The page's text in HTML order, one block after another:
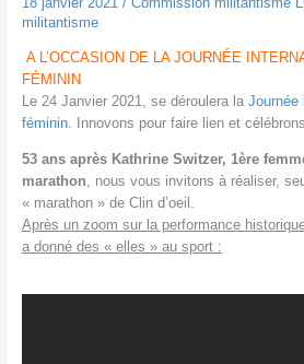
militantisme
A L’OCCASION DE LA JOURNÉE
FÉMININ
Le 24 Janvier 2021, se déroulera la Journée
féminin. Innovons pour faire lien et
53 ans après Kathrine Switzer, 1ère
marathon , nous vous invitons à réaliser,
« marathon » de Clin d’oeil.
Après un zoom sur la performance
a donné des « elles » au sport :